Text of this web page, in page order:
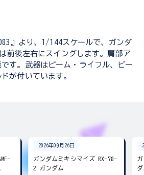
』より、1/144スケールで、ガンダ
前後左右にスイングします。肩部ア
す。武器はビーム・ライフル、ビー
が付いています。
2026年09月26日
ガンダムミキシマイズ RX-78-
2 ガンダム